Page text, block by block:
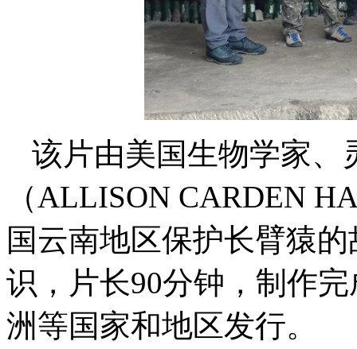
该片由美国生物学家、
（ALLISON CARDEN
国云南地区保护长臂猿
识，片长90分钟，制作
洲等国家和地区发行。